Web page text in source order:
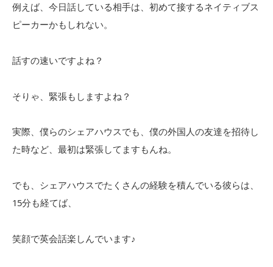
例えば、今日話している相手は、初めて接するネイティブス
ピーカーかもしれない。
話すの速いですよね？
そりゃ、緊張もしますよね？
実際、僕らのシェアハウスでも、僕の外国人の友達を招待し
た時など、最初は緊張してますもんね。
でも、シェアハウスでたくさんの経験を積んでいる彼らは、
15分も経てば、
笑顔で英会話楽しんでいます♪